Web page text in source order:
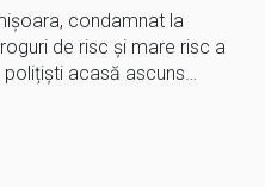
condamnat la
de risc și mare risc a
acasă ascuns…